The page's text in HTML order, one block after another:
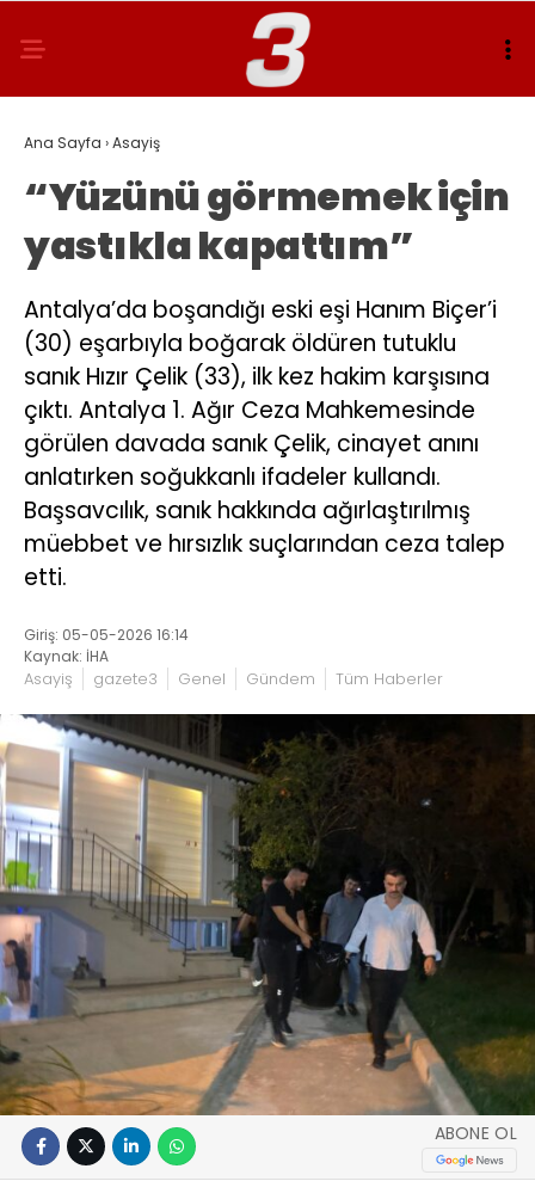
Ana Sayfa ›Asayiş
“Yüzünü görmemek için
yastıkla kapattım”
Antalya’da boşandığı eski eşi Hanım Biçer’i
(30) eşarbıyla boğarak öldüren tutuklu
sanık Hızır Çelik (33), ilk kez hakim karşısına
çıktı. Antalya 1. Ağır Ceza Mahkemesinde
görülen davada sanık Çelik, cinayet anını
anlatırken soğukkanlı ifadeler kullandı.
Başsavcılık, sanık hakkında ağırlaştırılmış
müebbet ve hırsızlık suçlarından ceza talep
etti.
Giriş: 05-05-2026 16:14
Kaynak: İHA
Asayiş gazete3 Genel Gündem Tüm Haberler
ABONE OL